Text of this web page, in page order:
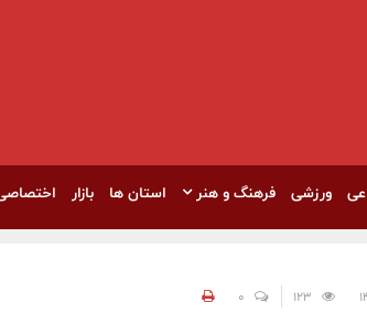
ورزشی فرهنگ و هنر استان ها بازار
0